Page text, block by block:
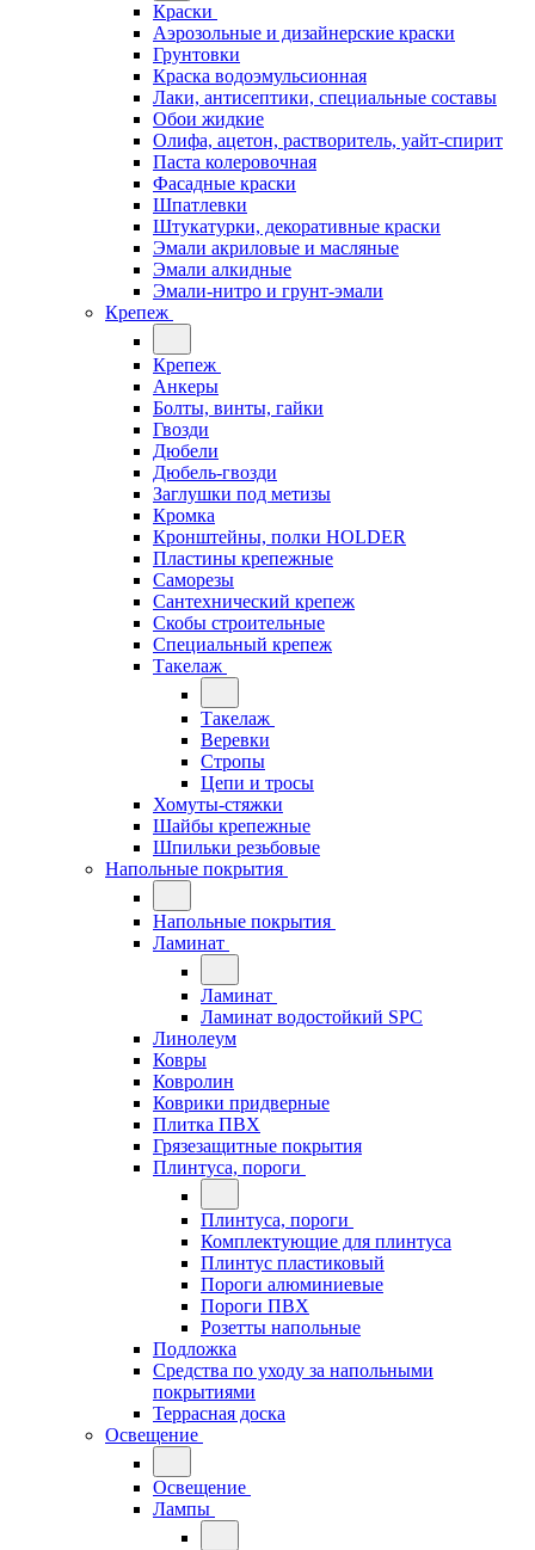
Краски
Аэрозольные и дизайнерские краски
Грунтовки
Краска водоэмульсионная
Лаки, антисептики, специальные составы
Обои жидкие
Олифа, ацетон, растворитель, уайт-спирит
Паста колеровочная
Фасадные краски
Шпатлевки
Штукатурки, декоративные краски
Эмали акриловые и масляные
Эмали алкидные
Эмали-нитро и грунт-эмали
Крепеж
Крепеж
Анкеры
Болты, винты, гайки
Гвозди
Дюбели
Дюбель-гвозди
Заглушки под метизы
Кромка
Кронштейны, полки НОLDER
Пластины крепежные
Саморезы
Сантехнический крепеж
Скобы строительные
Специальный крепеж
Такелаж
Такелаж
Веревки
Стропы
Цепи и тросы
Хомуты-стяжки
Шайбы крепежные
Шпильки резьбовые
Напольные покрытия
Напольные покрытия
Ламинат
Ламинат
Ламинат водостойкий SPC
Линолеум
Ковры
Ковролин
Коврики придверные
Плитка ПВХ
Грязезащитные покрытия
Плинтуса, пороги
Плинтуса, пороги
Комплектующие для плинтуса
Плинтус пластиковый
Пороги алюминиевые
Пороги ПВХ
Розетты напольные
Подложка
Средства по уходу за напольными
покрытиями
Террасная доска
Освещение
Освещение
Лампы